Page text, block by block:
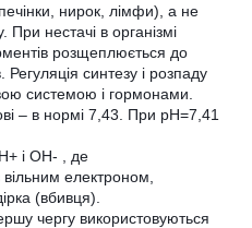
нирок, лімфи), а не
нестачі в організмі
розщеплюється до
синтезу і розпаду
системою і гормонами.
– в нормі 7,43. При рН=7,41
і ОН- , де
електроном,
(вбивця).
чергу використовуються